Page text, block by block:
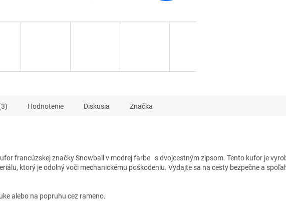
Hodnotenie Diskusia Značka
francúzskej značky Snowball v modrej farbe
s dvojcestným zipsom. Tento kufor je
ktorý je odolný voči mechanickému poškodeniu. Vydajte sa na cesty bezpečne a
alebo na popruhu cez rameno.